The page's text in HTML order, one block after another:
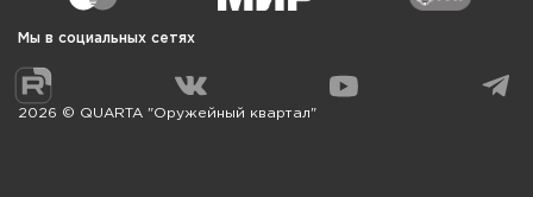
Мы в социальных сетях
2026 © QUARTA "Оружейный квартал"